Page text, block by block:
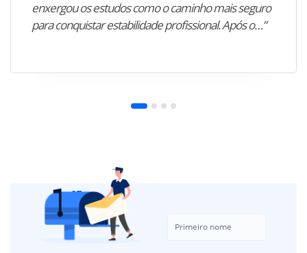
enxergou os estudos como o caminho mais seguro
para conquistar estabilidade profissional. Após o…”